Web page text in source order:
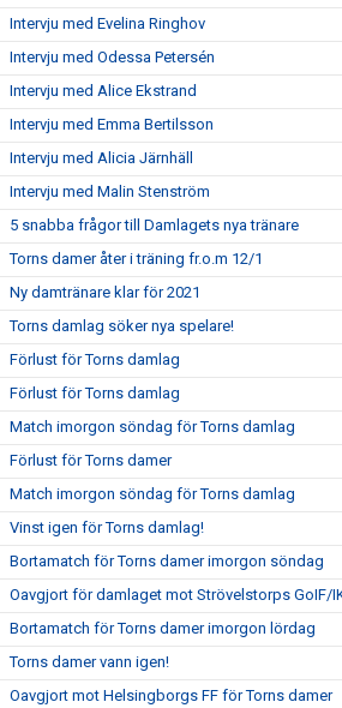
Intervju med Evelina Ringhov
Intervju med Odessa Petersén
Intervju med Alice Ekstrand
Intervju med Emma Bertilsson
Intervju med Alicia Järnhäll
Intervju med Malin Stenström
5 snabba frågor till Damlagets nya tränare
Torns damer åter i träning fr.o.m 12/1
Ny damtränare klar för 2021
Torns damlag söker nya spelare!
Förlust för Torns damlag
Förlust för Torns damlag
Match imorgon söndag för Torns damlag
Förlust för Torns damer
Match imorgon söndag för Torns damlag
Vinst igen för Torns damlag!
Bortamatch för Torns damer imorgon söndag
Oavgjort för damlaget mot Strövelstorps GoIF/
Bortamatch för Torns damer imorgon lördag
Torns damer vann igen!
Oavgjort mot Helsingborgs FF för Torns damer